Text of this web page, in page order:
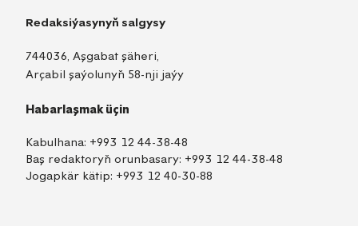
Redaksiýasynyň salgysy
744036, Aşgabat şäheri,
Arçabil şaýolunyň 58-nji jaýy
Habarlaşmak üçin
Kabulhana: +993 12 44-38-48
Baş redaktoryň orunbasary: +993 12 44-38-48
Jogapkär kätip: +993 12 40-30-88